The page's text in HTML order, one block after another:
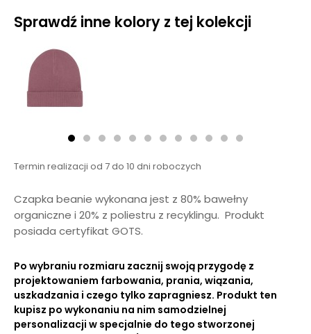
Sprawdź inne kolory z tej kolekcji
Termin realizacji od 7 do 10 dni roboczych
Czapka beanie wykonana jest z 80% bawełny
organiczne i 20% z poliestru z recyklingu. Produkt
posiada certyfikat GOTS.
Po wybraniu rozmiaru zacznij swoją przygodę z
projektowaniem farbowania, prania, wiązania,
uszkadzania i czego tylko zapragniesz. Produkt ten
kupisz po wykonaniu na nim samodzielnej
personalizacji w specjalnie do tego stworzonej